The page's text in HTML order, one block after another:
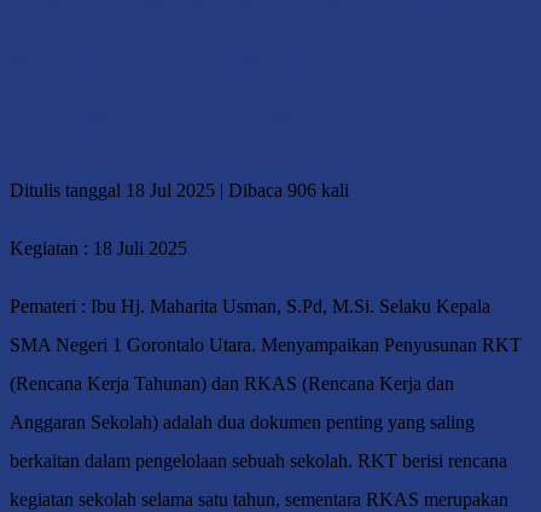
Ditulis tanggal 18 Jul 2025 | Dibaca 906 kali
Kegiatan : 18 Juli 2025
Pemateri : Ibu Hj. Maharita Usman, S.Pd, M.Si. Selaku Kepala
SMA Negeri 1 Gorontalo Utara. Menyampaikan Penyusunan RKT
(Rencana Kerja Tahunan) dan RKAS (Rencana Kerja dan
Anggaran Sekolah) adalah dua dokumen penting yang saling
berkaitan dalam pengelolaan sebuah sekolah. RKT berisi rencana
kegiatan sekolah selama satu tahun, sementara RKAS merupakan